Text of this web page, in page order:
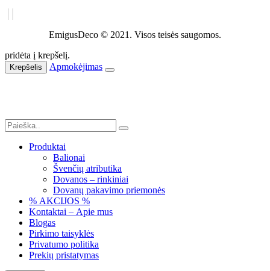
EmigusDeco © 2021. Visos teisės saugomos.
pridėta į krepšelį.
Krepšelis Apmokėjimas
Produktai
Balionai
Švenčių atributika
Dovanos – rinkiniai
Dovanų pakavimo priemonės
% AKCIJOS %
Kontaktai – Apie mus
Blogas
Pirkimo taisyklės
Privatumo politika
Prekių pristatymas